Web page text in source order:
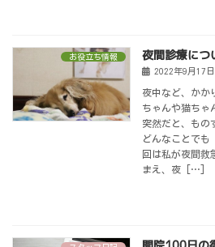
お役立ち情報 夜間診療につ
2022年9月17日
夜中など、かか
ちゃんや猫ちゃ
突然だと、もの
どんなことでも
回は私が夜間救
まえ、夜 […]